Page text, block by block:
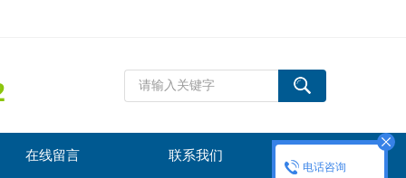
在线留言 联系我们
电话咨询